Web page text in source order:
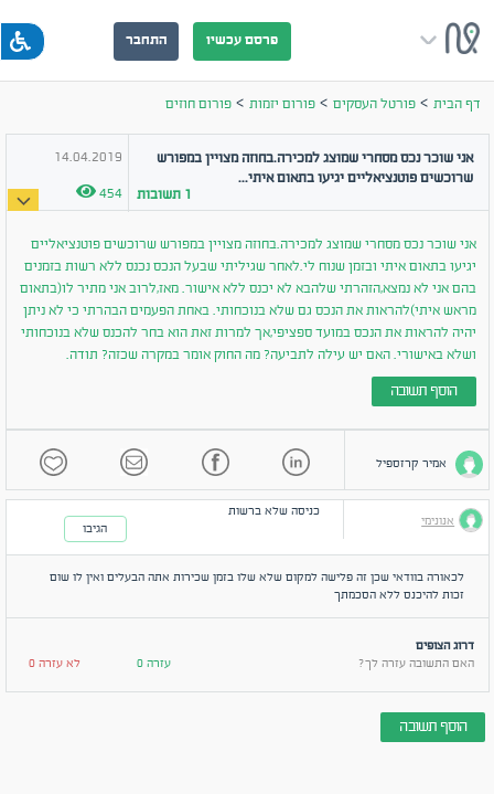
פרסם עכשיו התחבר
דף הבית >פורטל העסקים >פורום יזמות >פורום חוזים
אני שוכר נכס מסחרי שמוצג למכירה.בחוזה מצויין במפורש
שרוכשים פוטנציאליים יגיעו בתאום איתי...
1 תשובות
14.04.2019
454
אני שוכר נכס מסחרי שמוצג למכירה.בחוזה מצויין במפורש שרוכשים פוטנציאליים
יגיעו בתאום איתי ובזמן שנוח לי.לאחר שגיליתי שבעל הנכס נכנס ללא רשות בזמנים
בהם אני לא נמצא,הזהרתי שלהבא לא יכנס ללא אישור. מאז,לרוב אני מתיר לו(בתאום
מראש איתי)להראות את הנכס גם שלא בנוכחותי. באחת הפעמים הבהרתי כי לא ניתן
יהיה להראות את הנכס במועד ספציפי,אך למרות זאת הוא בחר להכנס שלא בנוכחותי
ושלא באישורי. האם יש עילה לתביעה? מה החוק אומר במקרה שכזה? תודה.
הוסף תשובה
אמיר קרזספיל
אנונימי
כניסה שלא ברשות
הגיבו
לכאורה בוודאי שכן זה פלישה למקום שלא שלו בזמן שכירות אתה הבעלים ואין לו שום
זכות להיכנס ללא הסכמתך
דרוג הצופים
האם התשובה עזרה לך?
עזרה 0 לא עזרה 0
הוסף תשובה